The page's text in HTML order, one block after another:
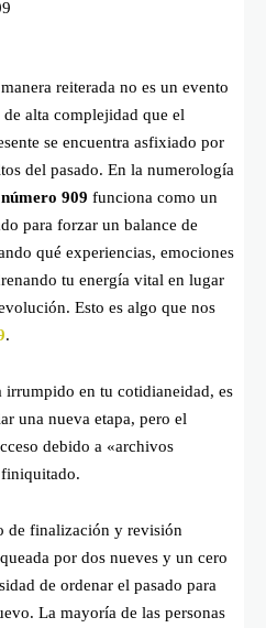
reiterada no es un evento
alta complejidad que el
se encuentra asfixiado por
del pasado. En la numerología
909 funciona como un
para forzar un balance de
qué experiencias, emociones
tu energía vital en lugar
Esto es algo que nos
.
irrumpido en tu cotidianeidad, es
una nueva etapa, pero el
debido a «archivos
finiquitado.
de finalización y revisión
por dos nueves y un cero
de ordenar el pasado para
La mayoría de las personas